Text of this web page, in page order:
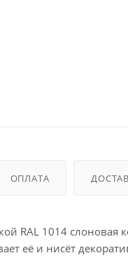
ОПЛАТА
RAL 1014 слоновая
её и нисёт